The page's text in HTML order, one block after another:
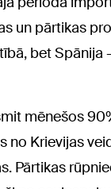
un pārtikas
bet Spānija
mēnešos
no Krievijas
Pārtikas